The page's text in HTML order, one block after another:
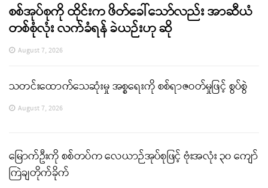
စစ်အုပ်စုကို ထိုင်းက ဖိတ်ခေါ်သော်လည်း အာဆီယံ
တစ်စုံလုံး လက်ခံရန် ခဲယဉ်းဟု ဆို
August 7, 2026
သတင်းထောက်သေဆုံးမှု အစ္စရေးကို စစ်ရာဇဝတ်မှုဖြင့် စွပ်စွဲ
August 7, 2026
မြောက်ဦးကို စစ်တပ်က လေယာဉ်အုပ်စုဖြင့် ဗုံးအလုံး ၃၀ ကျော်
ကြဲချတိုက်ခိုက်